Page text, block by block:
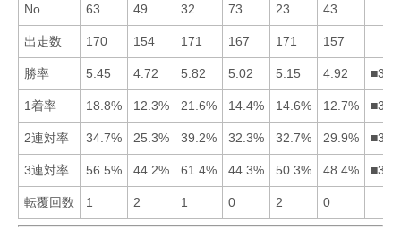
No. 63 49 32 73 23 43
出走数 170 154 171 167 171 157
勝率 5.45 4.72 5.82 5.02 5.15 4.92
1着率 18.8% 12.3% 21.6% 14.4% 14.6% 12.7%
2連対率 34.7% 25.3% 39.2% 32.3% 32.7% 29.9%
3連対率 56.5% 44.2% 61.4% 44.3% 50.3% 48.4%
転覆回数 1 2 1 0 2 0